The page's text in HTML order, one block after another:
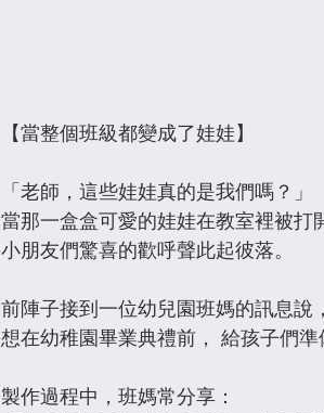
【當整個班級都變成了娃娃】
​「老師，這些娃娃真的是我們嗎？」
當那一盒盒可愛的娃娃在教室裡被打
小朋友們驚喜的歡呼聲此起彼落。
前陣子接到一位幼兒園班媽的訊息說
想在幼稚園畢業典禮前， 給孩子們準
製作過程中，班媽常分享：